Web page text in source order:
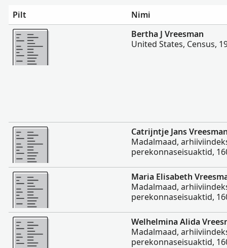
Pilt
Nimi
Rohkem
Bertha J Vreesman
United States, Census,
Rohkem
Catrijntje Jans
Madalmaad,
perekonnaseisuaktid,
Rohkem
Maria Elisabeth
Madalmaad,
perekonnaseisuaktid,
Rohkem
Welhelmina Alida
Madalmaad,
perekonnaseisuaktid,